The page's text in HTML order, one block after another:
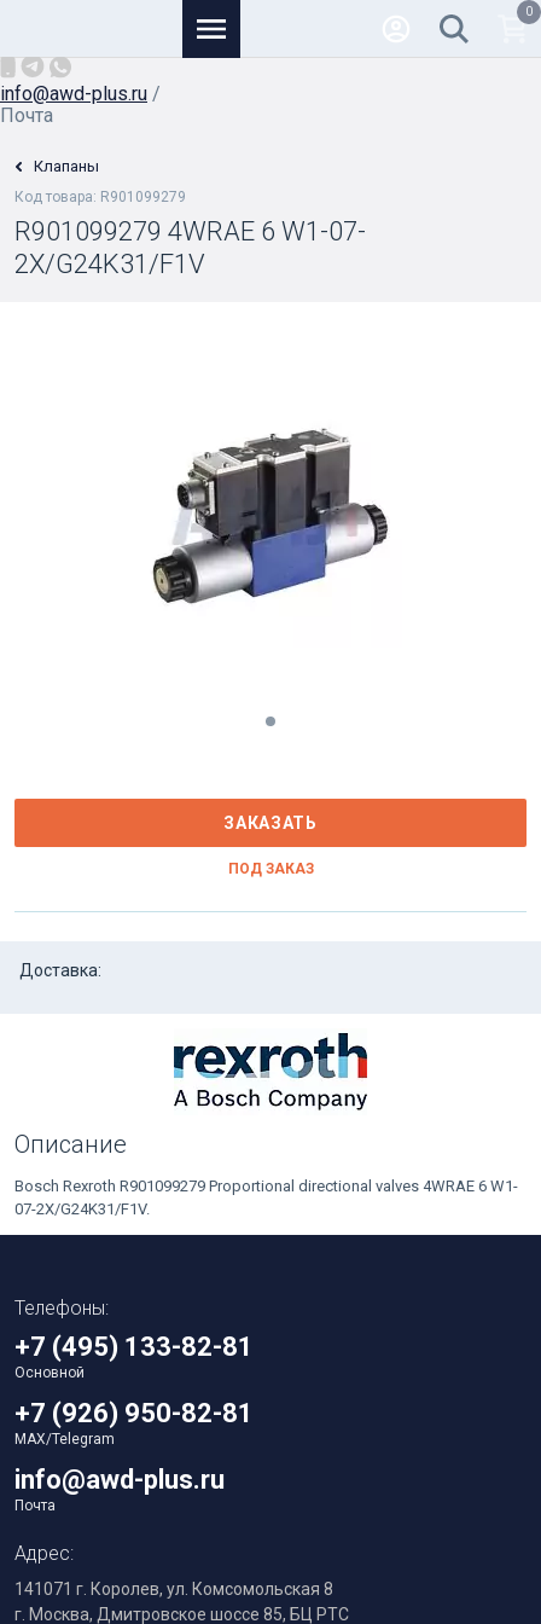
info@awd-plus.ru /
Почта
0
Клапаны
Код товара: R901099279
R901099279 4WRAE 6 W1-07-
2X/G24K31/F1V
ЗАКАЗАТЬ
ПОД ЗАКАЗ
Доставка:
Описание
Bosch Rexroth R901099279 Proportional directional valves 4WRAE 6 W1-
07-2X/G24K31/F1V.
Телефоны:
+7 (495) 133-82-81
Основной
+7 (926) 950-82-81
MAX/Telegram
info@awd-plus.ru
Почта
Адрес:
141071 г. Королев, ул. Комсомольская 8
г. Москва, Дмитровское шоссе 85, БЦ РТС